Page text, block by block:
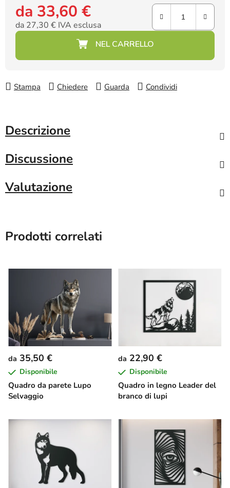
da 33,60 €
da 27,30 € IVA esclusa
Prezzo della misura:
Stampa Chiedere Guarda Condividi
Descrizione
Discussione
Valutazione
Prodotti correlati
Quadro da parete Lupo
Selvaggio
da 35,50 €
Disponibile
Quadro in legno Leader del
branco di lupi
da 22,90 €
Disponibile